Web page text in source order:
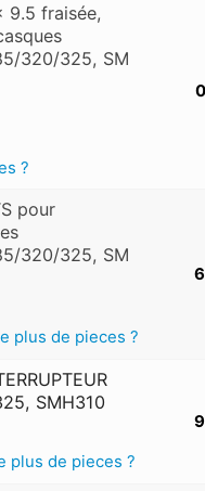
9.5 fraisée,
320/325, SM
?
pour
320/325, SM
plus de pieces ?
SMH310
plus de pieces ?